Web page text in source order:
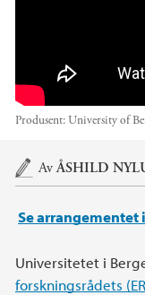
Produsent:University of
Hovedinnhold
AvÅSHILD
Se arrangementet
Universitetet i
forskningsrådets